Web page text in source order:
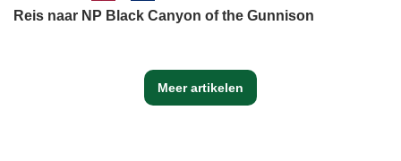
Reis naar NP Black Canyon of the Gunnison
Meer artikelen